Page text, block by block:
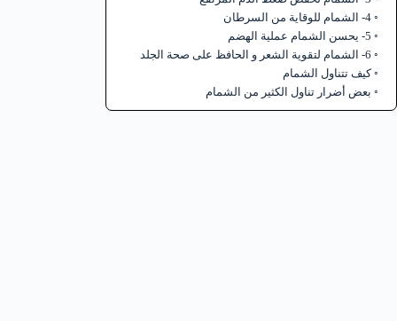
4- الشمام للوقاية من السرطان
5- يحسن الشمام عملية الهضم
6- الشمام لتقوية الشعر و الحافظ على صحة الجلد
كيف تتناول الشمام
بعض أضرار تناول الكثير من الشمام